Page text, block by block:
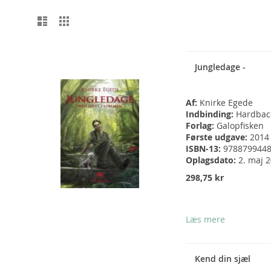
Vis
som
Liste Gitter
Jungledage -
Af: Knirke Egede
Indbinding:
Forlag: Galopfisken
Første udgave: 2014
ISBN-13:
Oplagsdato: 2. maj
298,75 kr
Læs mere
Kend din sjæl